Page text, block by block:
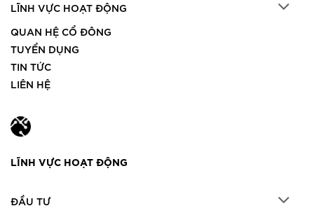
LĨNH VỰC HOẠT ĐỘNG
QUAN HỆ CỔ ĐÔNG
TUYỂN DỤNG
TIN TỨC
LIÊN HỆ
LĨNH VỰC HOẠT ĐỘNG
ĐẦU TƯ